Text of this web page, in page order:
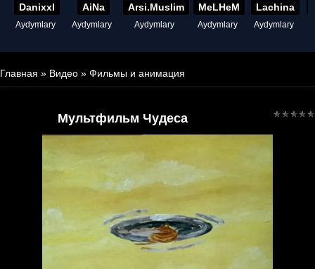
Danixxl
Aydymlary
AiNa
Aydymlary
Arsi.Muslim
Aydymlary
MeLHeM
Aydymlary
Lachina
Aydymlary
Главная » Видео » Фильмы и анимация
Мультфильм Чудеса